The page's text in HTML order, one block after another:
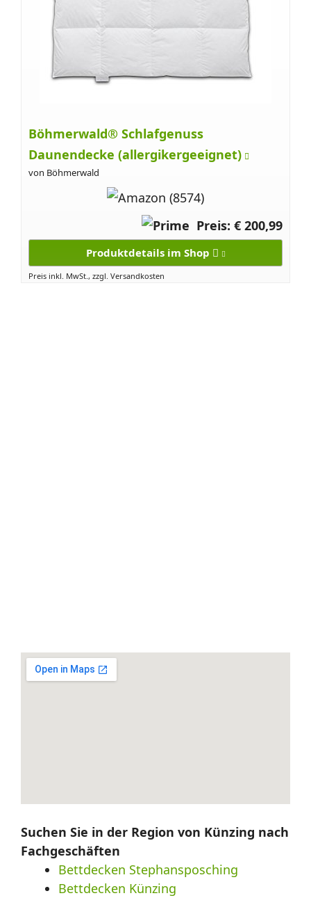
Böhmerwald® Schlafgenuss
Daunendecke (allergikergeeignet)
von Böhmerwald
Preis: € 200,99
Produktdetails im Shop
Preis inkl. MwSt., zzgl. Versandkosten
Suchen Sie in der Region von Künzing nach
Fachgeschäften
Bettdecken Stephansposching
Bettdecken Künzing